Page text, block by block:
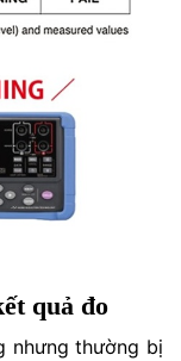
quả đo
nhưng thường bị